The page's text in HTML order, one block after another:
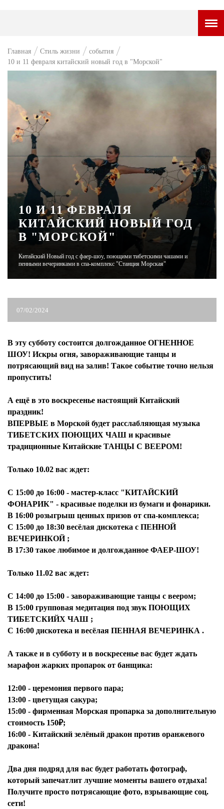
ГОРОДСКОЙ ПОРТАЛ
НОВОСТИ
ХАЙП
ЧЕЛОВЕК ОСОБЕННЫЙ
КУЛЬТ ЕДЫ
АФИША
Главная Стиль жизни
события
10 и 11 февраля китайский новый год в "Морской"
10 И 11 ФЕВРАЛЯ
КИТАЙСКИЙ НОВЫЙ ГОД
В "МОРСКОЙ"
Китайский Новый год с фаер-шоу, поющими тибетскими чашами и
пенными вечеринками в спа-комплекс "Станция Морская"
07/02/2024
В эту субботу состоится долгожданное ОГНЕННОЕ
ШОУ! Искры огня, завораживающие танцы и
потрясающий вид на залив! ‍Такое событие точно нельзя
пропустить!
А ещё в это воскресенье настоящий Китайский
праздник!
ВПЕРВЫЕ в Морской будет расслабляющая музыка
ТИБЕТСКИХ ПОЮЩИХ ЧАШ и красивые
традиционные Китайские ТАНЦЫ С ВЕЕРОМ!
Только 10.02 вас ждет:
С 15:00 до 16:00 - мастер-класс "КИТАЙСКИЙ
ФОНАРИК" - красивые поделки из бумаги и фонарики.
В 16:00 розыгрыш ценных призов от спа-комплекса;
С 15:00 до 18:30 весёлая дискотека с ПЕННОЙ
ВЕЧЕРИНКОЙ ;
В 17:30 такое любимое и долгожданное ФАЕР-ШОУ! ‍
Только 11.02 вас ждет:
С 14:00 до 15:00 - завораживающие танцы с веером;
В 15:00 групповая медитация под звук ПОЮЩИХ
ТИБЕТСКИЙХ ЧАШ ; ‍
С 16:00 дискотека и весёлая ПЕННАЯ ВЕЧЕРИНКА .
А также и в субботу и в воскресенье вас будет ждать
марафон жарких пропарок от банщика:
12:00 - церемония первого пара;
13:00 - цветущая сакура;
15:00 - фирменная Морская пропарка за дополнительную
стоимость 150₽;
16:00 - Китайский зелёный дракон против оранжевого
дракона!
Два дня подряд для вас будет работать фотограф,
который запечатлит лучшие моменты вашего отдыха!
Получите просто потрясающие фото, взрывающие соц.
сети!